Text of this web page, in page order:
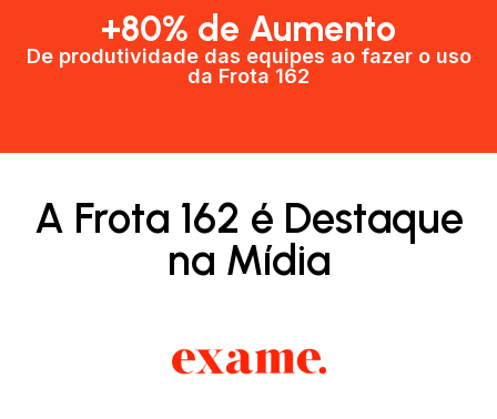
+80% de Aumento
De produtividade das equipes ao fazer o uso
da Frota 162​
A Frota 162 é Destaque
na Mídia